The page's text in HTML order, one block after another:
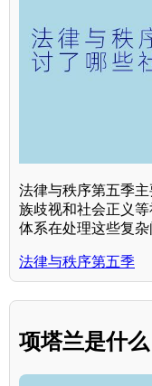
法律与秩序第五季
族歧视和社会正义
体系在处理这些复杂
法律与秩序第五季
项塔兰是什么